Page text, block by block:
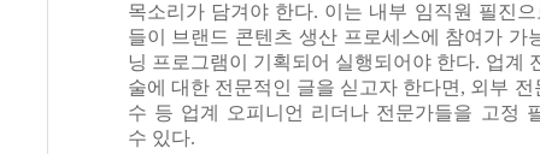
목소리가 담겨야 한다. 이는 내부 임직원 필진
들이 브랜드 콘텐츠 생산 프로세스에 참여가 가
닝 프로그램이 기획되어 실행되어야 한다. 업계
술에 대한 전문적인 글을 싣고자 한다면, 외부 전
수 등 업계 오피니언 리더나 전문가들을 고정
수 있다.